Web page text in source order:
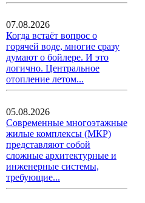
07.08.2026
Когда встаёт вопрос о
горячей воде, многие сразу
думают о бойлере. И это
логично. Центральное
отопление летом...
05.08.2026
Современные многоэтажные
жилые комплексы (МКР)
представляют собой
сложные архитектурные и
инженерные системы,
требующие...